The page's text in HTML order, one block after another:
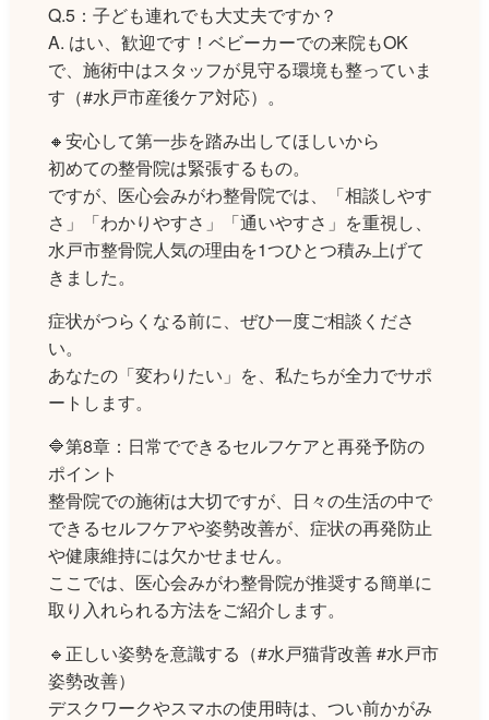
Q.5：子ども連れでも大丈夫ですか？
A. はい、歓迎です！ベビーカーでの来院もOK
で、施術中はスタッフが見守る環境も整っていま
す（#水戸市産後ケア対応）。
🔸安心して第一歩を踏み出してほしいから
初めての整骨院は緊張するもの。
ですが、医心会みがわ整骨院では、「相談しやす
さ」「わかりやすさ」「通いやすさ」を重視し、
水戸市整骨院人気の理由を1つひとつ積み上げて
きました。
症状がつらくなる前に、ぜひ一度ご相談くださ
い。
あなたの「変わりたい」を、私たちが全力でサポ
ートします。
🔷第8章：日常でできるセルフケアと再発予防の
ポイント
整骨院での施術は大切ですが、日々の生活の中で
できるセルフケアや姿勢改善が、症状の再発防止
や健康維持には欠かせません。
ここでは、医心会みがわ整骨院が推奨する簡単に
取り入れられる方法をご紹介します。
🔹正しい姿勢を意識する（#水戸猫背改善 #水戸市
姿勢改善）
デスクワークやスマホの使用時は、つい前かがみ